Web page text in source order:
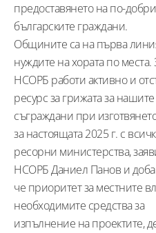
предоставянето на по-
българските граждани.
Общините са на първа
нуждите на хората по места.
НСОРБ работи активно и
ресурс за грижата за нашите
съграждани при
за настоящата 2025 г. с
ресорни министерства,
НСОРБ Даниел Панов и
че приоритет за местните
необходимите средства за
изпълнение на проектите,